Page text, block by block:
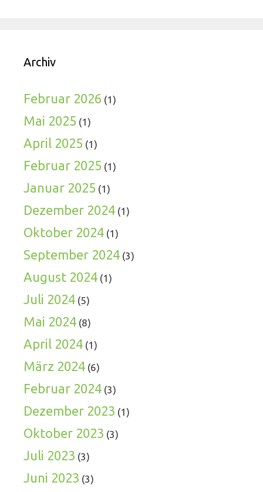
Archiv
Februar 2026 (1)
Mai 2025 (1)
April 2025 (1)
Februar 2025 (1)
Januar 2025 (1)
Dezember 2024 (1)
Oktober 2024 (1)
September 2024 (3)
August 2024 (1)
Juli 2024 (5)
Mai 2024 (8)
April 2024 (1)
März 2024 (6)
Februar 2024 (3)
Dezember 2023 (1)
Oktober 2023 (3)
Juli 2023 (3)
Juni 2023 (3)